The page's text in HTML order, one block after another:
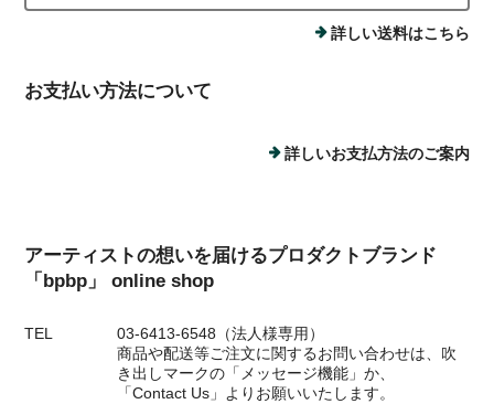
詳しい送料はこちら
お支払い方法について
詳しいお支払方法のご案内
アーティストの想いを届けるプロダクトブランド
「bpbp」 online shop
TEL
03-6413-6548（法人様専用）
商品や配送等ご注文に関するお問い合わせは、吹
き出しマークの「メッセージ機能」か、
「Contact Us」よりお願いいたします。